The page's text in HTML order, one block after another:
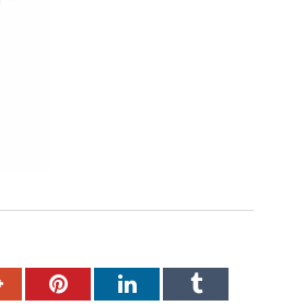
Google+PinterestLinkedInTumblr